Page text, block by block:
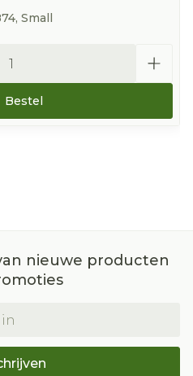
Small
Bestel
nieuwe producten